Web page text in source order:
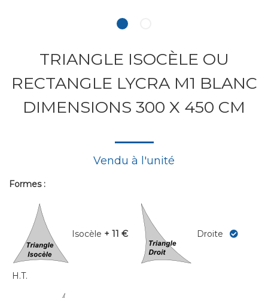
TRIANGLE ISOCÈLE OU
RECTANGLE LYCRA M1 BLANC
DIMENSIONS 300 X 450 CM
Vendu à l'unité
Formes :
Isocèle + 11 €
H.T.
Droite